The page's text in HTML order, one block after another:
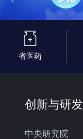
省医药
创新与研发
中央研究院